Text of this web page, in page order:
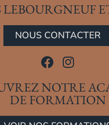
NOUS CONTACTER
NOTRE
DE FORMATION